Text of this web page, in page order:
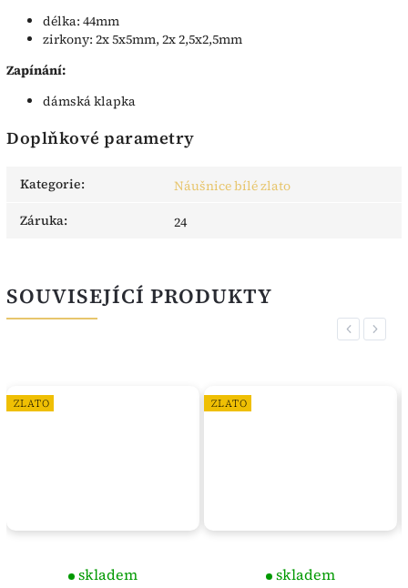
délka: 44mm
zirkony: 2x 5x5mm, 2x 2,5x2,5mm
Zapínání:
dámská klapka
Doplňkové parametry
Kategorie:
Náušnice bílé zlato
Záruka: 24
SOUVISEJÍCÍ PRODUKTY
Previous
ZLATO
skladem
ZLATO
skladem
Next